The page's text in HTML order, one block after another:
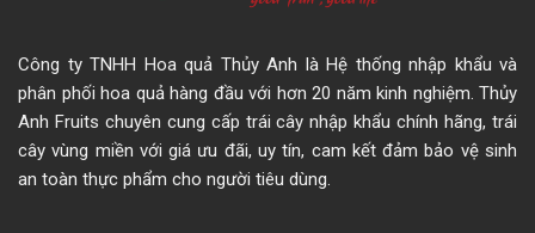
Công ty TNHH Hoa quả Thủy Anh là Hệ thống nhập khẩu và
phân phối hoa quả hàng đầu với hơn 20 năm kinh nghiệm. Thủy
Anh Fruits chuyên cung cấp trái cây nhập khẩu chính hãng, trái
cây vùng miền với giá ưu đãi, uy tín, cam kết đảm bảo vệ sinh
an toàn thực phẩm cho người tiêu dùng.